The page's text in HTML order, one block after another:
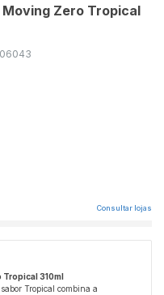
Zero Tropical
Consultar lojas
Tropical 310ml
Tropical combina a